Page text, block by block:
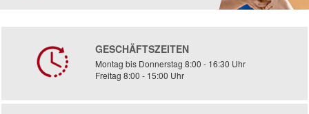
GESCHÄFTSZEITEN
Montag bis Donnerstag 8:00 - 16:30 Uhr
Freitag 8:00 - 15:00 Uhr